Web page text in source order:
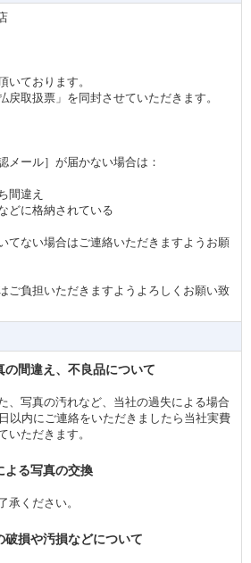
いております。
戻取扱票」を同封させていただきます。
メール］が届かない場合は：
間違え
どに格納されている
てない場合はご連絡いただきますようお願
ご負担いただきますようよろしくお願い致
の間違え、不良品について
、写真の汚れなど、当社の過失による場合
以内にご連絡をいただきましたら当社実費
いただきます。
よる写真の交換
承ください。
損や汚損などについて